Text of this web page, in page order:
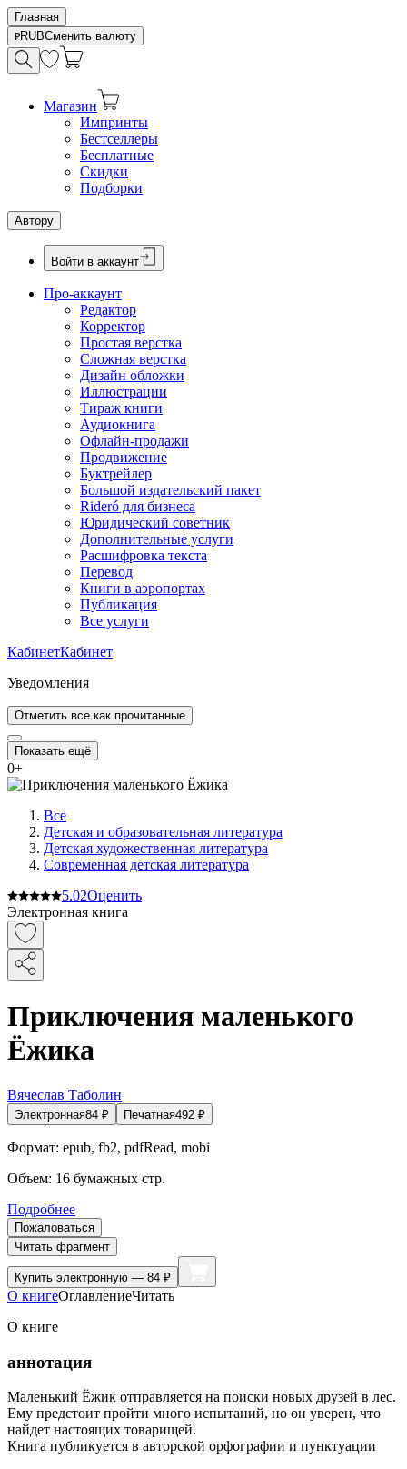
Главная
RUBСменить валюту
Магазин
Импринты
Бестселлеры
Бесплатные
Скидки
Подборки
Автору
Войти в аккаунт
Про-аккаунт
Редактор
Корректор
Простая верстка
Сложная верстка
Дизайн обложки
Иллюстрации
Тираж книги
Аудиокнига
Офлайн-продажи
Продвижение
Буктрейлер
Большой издательский пакет
Rideró для бизнеса
Юридический советник
Дополнительные услуги
Расшифровка текста
Перевод
Книги в аэропортах
Публикация
Все услуги
КабинетКабинет
Уведомления
Отметить все как прочитанные
Показать ещё
0+
Все
Детская и образовательная литература
Детская художественная литература
Современная детская литература
5.02Оценить
Электронная книга
Приключения маленького
Ёжика
Вячеслав Таболин
Электронная84 ₽ Печатная492 ₽
Формат: epub, fb2, pdfRead, mobi
Объем: 16 бумажных стр.
Подробнее
Пожаловаться
Читать фрагмент
Купить электронную — 84 ₽
О книгеОглавлениеЧитать
О книге
аннотация
Маленький Ёжик отправляется на поиски новых друзей в лес.
Ему предстоит пройти много испытаний, но он уверен, что
найдет настоящих товарищей.
Книга публикуется в авторской орфографии и пунктуации